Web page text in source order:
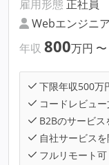
雇用形態 正社員
Webエンジニ
年収 800万円 〜
下限年収500万
コードレビュ
B2Bのサービス
自社サービス
フルリモート可